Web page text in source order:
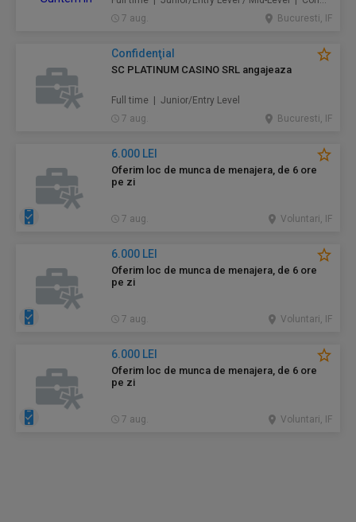
7 aug.
Bucuresti, IF
Confidenţial
SC PLATINUM CASINO SRL angajeaza
Full time | Junior/Entry Level
7 aug.
Bucuresti, IF
6.000 LEI
Oferim loc de munca de menajera, de 6 ore
pe zi
7 aug. Voluntari, IF
6.000 LEI
Oferim loc de munca de menajera, de 6 ore
pe zi
7 aug. Voluntari, IF
6.000 LEI
Oferim loc de munca de menajera, de 6 ore
pe zi
7 aug. Voluntari, IF